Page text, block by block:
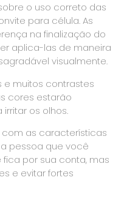
o uso correto das
para célula. As
na finalização do
aplica-las de maneira
visualmente.
e muitos contrastes
cores estarão
os olhos.
as características
pessoa que você
por sua conta, mas
e evitar fortes